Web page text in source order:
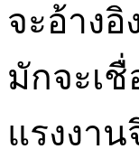
จะอ้าง
มักจะเ
แรงงา